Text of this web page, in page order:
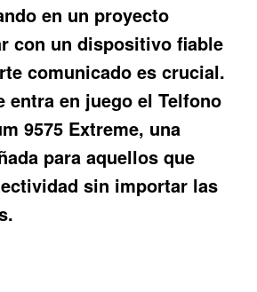
en un proyecto
con un dispositivo fiable
comunicado es crucial.
entra en juego elTelfono
9575 Extreme, una
para aquellos que
sin importar las